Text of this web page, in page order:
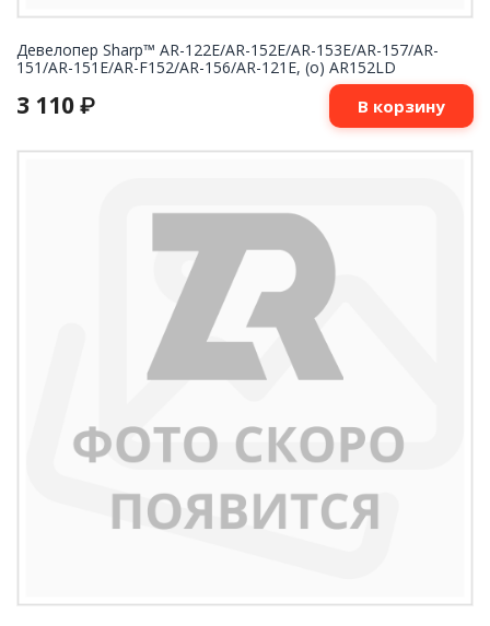
Девелопер Sharp™ AR-122E/AR-152E/AR-153E/AR-157/AR-
151/AR-151E/AR-F152/AR-156/AR-121E, (o) AR152LD
3 110 ₽ В корзину